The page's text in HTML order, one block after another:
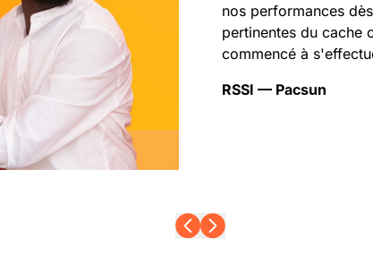
nos performances
pertinentes du cache
commencé à
RSSI — Pacsun